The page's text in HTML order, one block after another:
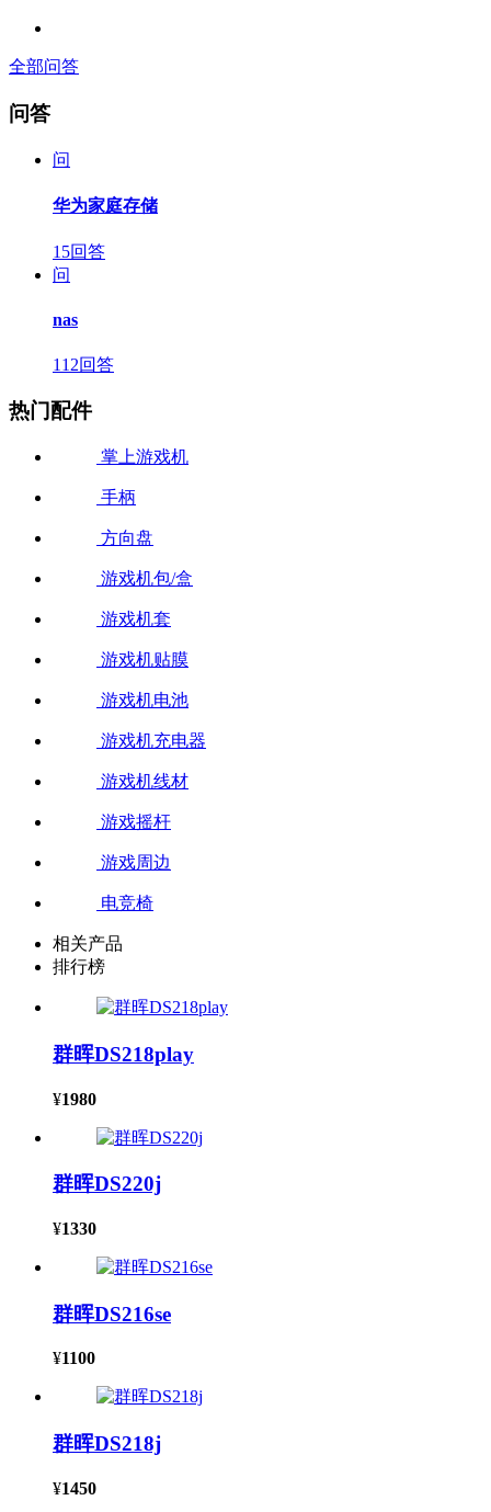
全部问答
问答
问
华为家庭存储
15回答
问
nas
112回答
热门配件
掌上游戏机
手柄
方向盘
游戏机包/盒
游戏机套
游戏机贴膜
游戏机电池
游戏机充电器
游戏机线材
游戏摇杆
游戏周边
电竞椅
相关产品
排行榜
群晖DS218play
¥1980
群晖DS220j
¥1330
群晖DS216se
¥1100
群晖DS218j
¥1450